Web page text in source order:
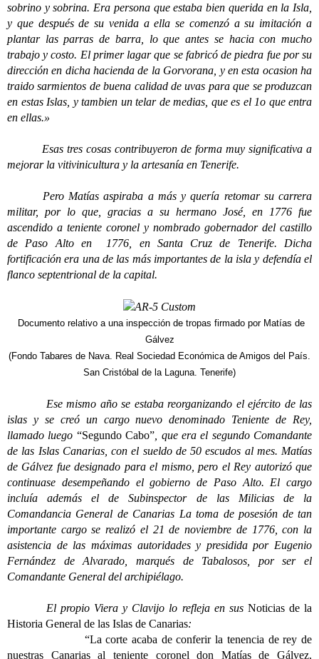
sobrino y sobrina. Era persona que estaba bien querida en la Isla,
y que después de su venida a ella se comenzó a su imitación a
plantar las parras de barra, lo que antes se hacia con mucho
trabajo y costo. El primer lagar que se fabricó de piedra fue por su
dirección en dicha hacienda de la Gorvorana, y en esta ocasion ha
traido sarmientos de buena calidad de uvas para que se produzcan
en estas Islas, y tambien un telar de medias, que es el 1o que entra
en ellas.»
Esas tres cosas contribuyeron de forma muy significativa a
mejorar la vitivinicultura y la artesanía en Tenerife.
Pero Matías aspiraba a más y quería retomar su carrera
militar, por lo que, gracias a su hermano José, en 1776 fue
ascendido a teniente coronel y nombrado gobernador del castillo
de Paso Alto en 1776, en Santa Cruz de Tenerife. Dicha
fortificación era una de las más importantes de la isla y defendía el
flanco septentrional de la capital.
Documento relativo a una inspección de tropas firmado por Matías de
Gálvez
(Fondo Tabares de Nava. Real Sociedad Económica de Amigos del País.
San Cristóbal de la Laguna. Tenerife)
Ese mismo año se estaba reorganizando el ejército de las
islas y se creó un cargo nuevo denominado Teniente de Rey,
llamado luego “Segundo Cabo” , que era el segundo Comandante
de las Islas Canarias, con el sueldo de 50 escudos al mes. Matías
de Gálvez fue designado para el mismo, pero el Rey autorizó que
continuase desempeñando el gobierno de Paso Alto. El cargo
incluía además el de Subinspector de las Milicias de la
Comandancia General de Canarias La toma de posesión de tan
importante cargo se realizó el 21 de noviembre de 1776, con la
asistencia de las máximas autoridades y presidida por Eugenio
Fernández de Alvarado, marqués de Tabalosos, por ser el
Comandante General del archipiélago.
El propio Viera y Clavijo lo refleja en sus Noticias de la
Historia General de las Islas de Canarias:
“La corte acaba de conferir la tenencia de rey de
nuestras Canarias al teniente coronel don Matías de Gálvez,